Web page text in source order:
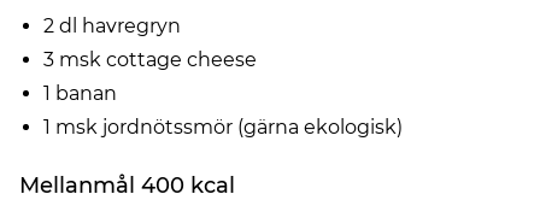
2 dl havregryn
3 msk cottage cheese
1 banan
1 msk jordnötssmör (gärna ekologisk)
Mellanmål 400 kcal